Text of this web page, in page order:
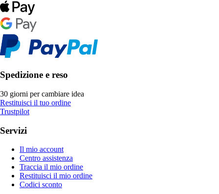
Spedizione e reso
30 giorni per cambiare idea
Restituisci il tuo ordine
Trustpilot
Servizi
Il mio account
Centro assistenza
Traccia il mio ordine
Restituisci il mio ordine
Codici sconto